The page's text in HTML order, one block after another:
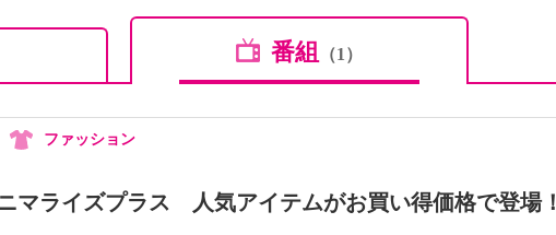
番組 （1）
ファッション
マライズプラス 人気アイテムがお買い得価格で登場！